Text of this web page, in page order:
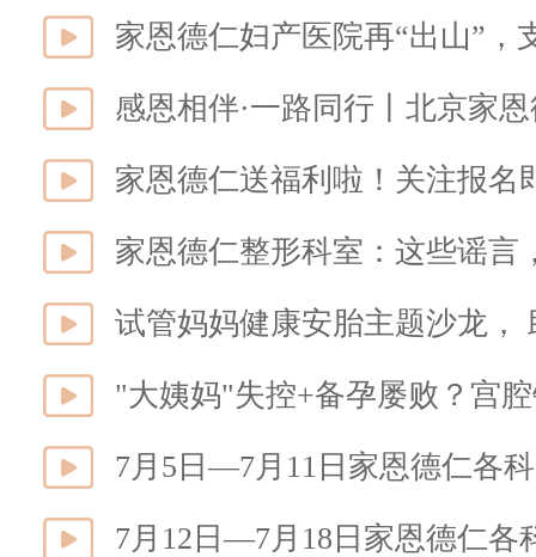
家恩德仁妇产医院再“出山”
感恩相伴·一路同行丨北京家
家恩德仁送福利啦！关注报名
家恩德仁整形科室：这些谣言
试管妈妈健康安胎主题沙龙，
"大姨妈"失控+备孕屡败？宫
7月5日—7月11日家恩德仁各
7月12日—7月18日家恩德仁各